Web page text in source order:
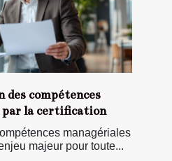
compétences
par la certification
managériales
majeur pour toute...